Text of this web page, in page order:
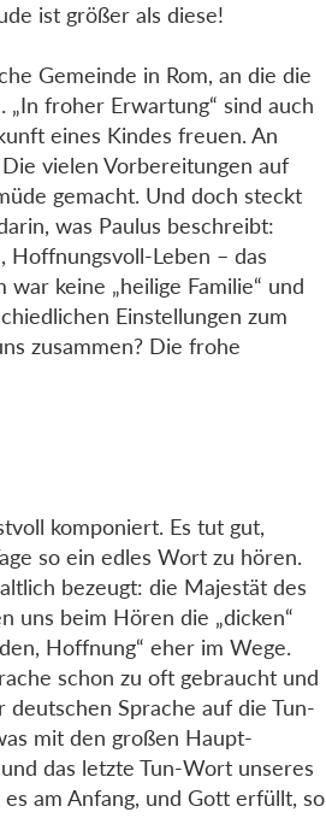
ist größer als diese!
Gemeinde in Rom, an die die
froher Erwartung“ sind auch
eines Kindes freuen. An
vielen Vorbereitungen auf
gemacht. Und doch steckt
was Paulus beschreibt:
Hoffnungsvoll-Leben – das
keine „heilige Familie“ und
Einstellungen zum
zusammen? Die frohe
komponiert. Es tut gut,
so ein edles Wort zu hören.
bezeugt: die Majestät des
uns beim Hören die „dicken“
Hoffnung“ eher im Wege.
schon zu oft gebraucht und
Sprache auf die Tun-
mit den großen Haupt-
das letzte Tun-Wort unseres
am Anfang, und Gott erfüllt, so